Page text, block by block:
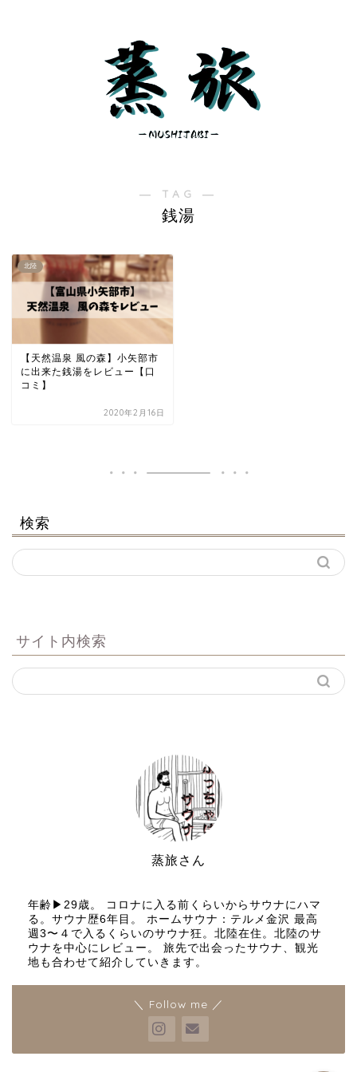
― TAG ―
銭湯
北陸
【天然温泉 風の森】小矢部市
に出来た銭湯をレビュー【口
コミ】
2020年2月16日
検索
サイト内検索
蒸旅さん
年齢▶︎29歳。 コロナに入る前くらいからサウナにハマ
る。サウナ歴6年目。 ホームサウナ：テルメ金沢 最高
週3〜４で入るくらいのサウナ狂。北陸在住。北陸のサ
ウナを中心にレビュー。 旅先で出会ったサウナ、観光
地も合わせて紹介していきます。
＼ Follow me ／
プロフィールとブログ運営
の理念
お問い合わせ